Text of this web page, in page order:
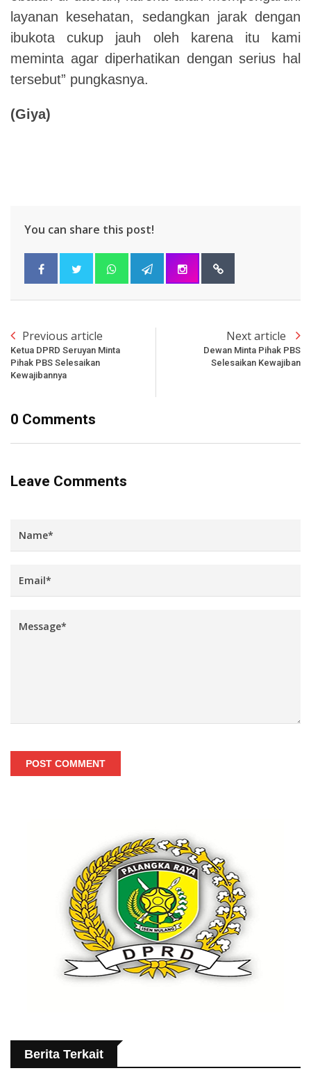
layanan kesehatan, sedangkan jarak dengan
ibukota cukup jauh oleh karena itu kami
meminta agar diperhatikan dengan serius hal
tersebut” pungkasnya.
(Giya)
You can share this post!
Previous article
Ketua DPRD Seruyan Minta
Pihak PBS Selesaikan
Kewajibannya
Next article
Dewan Minta Pihak PBS
Selesaikan Kewajiban
0 Comments
Leave Comments
POST COMMENT
Berita Terkait